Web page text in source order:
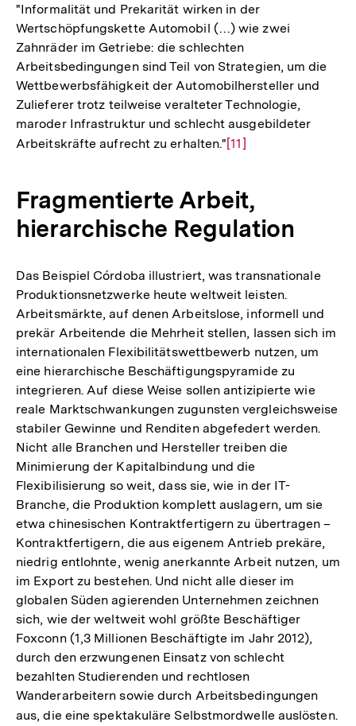
"Informalität und Prekarität wirken in der
Wertschöpfungskette Automobil (…) wie zwei
Zahnräder im Getriebe: die schlechten
Arbeitsbedingungen sind Teil von Strategien, um die
Wettbewerbsfähigkeit der Automobilhersteller und
Zulieferer trotz teilweise veralteter Technologie,
maroder Infrastruktur und schlecht ausgebildeter
Arbeitskräfte aufrecht zu erhalten."Zur
Fußnote
[11]
Fragmentierte Arbeit,
hierarchische Regulation
Das Beispiel Córdoba illustriert, was transnationale
Produktionsnetzwerke heute weltweit leisten.
Arbeitsmärkte, auf denen Arbeitslose, informell und
prekär Arbeitende die Mehrheit stellen, lassen sich im
internationalen Flexibilitätswettbewerb nutzen, um
eine hierarchische Beschäftigungspyramide zu
integrieren. Auf diese Weise sollen antizipierte wie
reale Marktschwankungen zugunsten vergleichsweise
stabiler Gewinne und Renditen abgefedert werden.
Nicht alle Branchen und Hersteller treiben die
Minimierung der Kapitalbindung und die
Flexibilisierung so weit, dass sie, wie in der IT-
Branche, die Produktion komplett auslagern, um sie
etwa chinesischen Kontraktfertigern zu übertragen –
Kontraktfertigern, die aus eigenem Antrieb prekäre,
niedrig entlohnte, wenig anerkannte Arbeit nutzen, um
im Export zu bestehen. Und nicht alle dieser im
globalen Süden agierenden Unternehmen zeichnen
sich, wie der weltweit wohl größte Beschäftiger
Foxconn (1,3 Millionen Beschäftigte im Jahr 2012),
durch den erzwungenen Einsatz von schlecht
bezahlten Studierenden und rechtlosen
Wanderarbeitern sowie durch Arbeitsbedingungen
aus, die eine spektakuläre Selbstmordwelle auslösten.